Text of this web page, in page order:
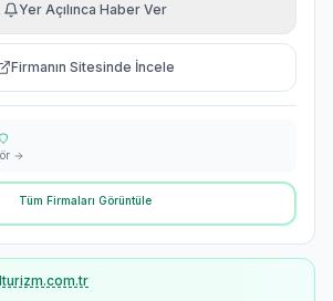
Yer Açılınca Haber Ver
Firmanın Sitesinde İncele
Tüm Firmaları Görüntüle